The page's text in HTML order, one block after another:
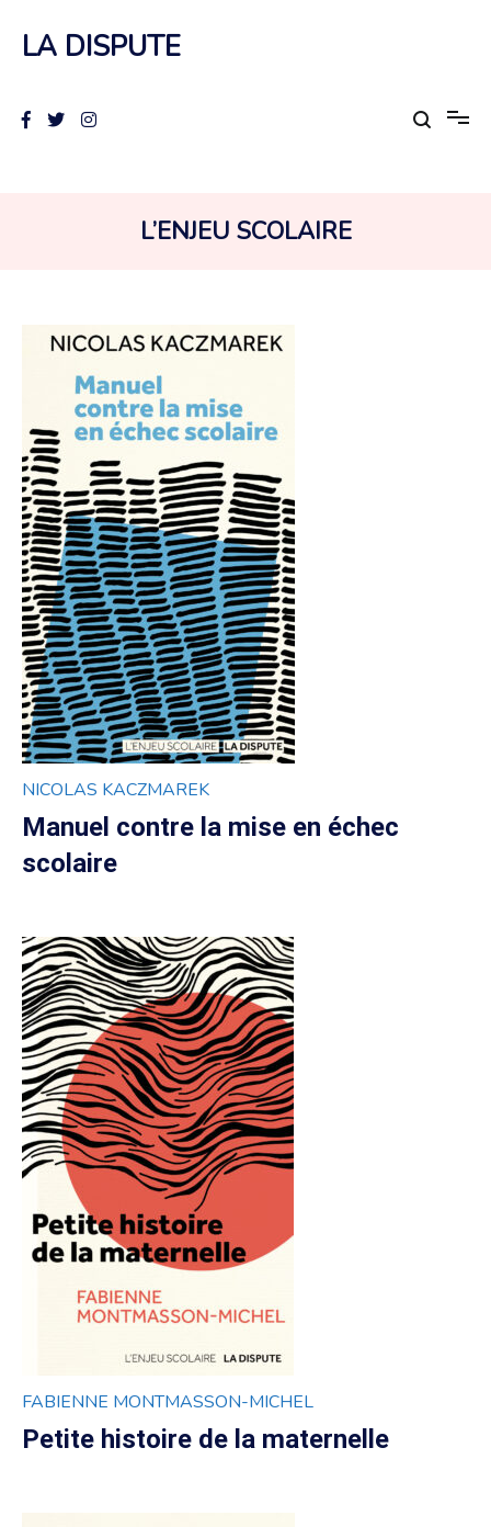
contenu
LA DISPUTE
COLLECTION :
L’ENJEU SCOLAIRE
NICOLAS KACZMAREK
Manuel contre la mise en échec
scolaire
FABIENNE MONTMASSON-MICHEL
Petite histoire de la maternelle